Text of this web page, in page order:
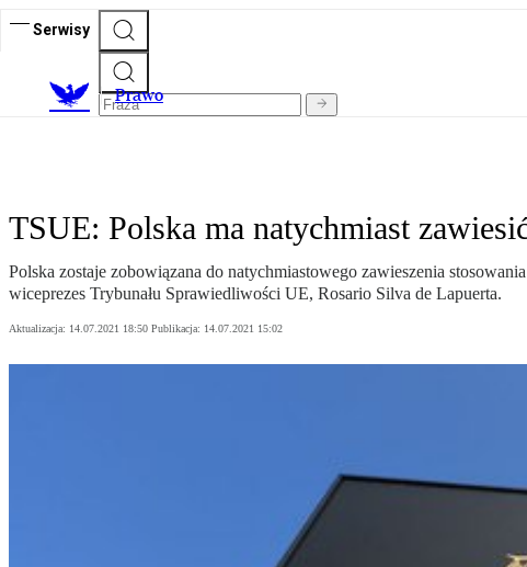
Serwisy
Prawo
TSUE: Polska ma natychmiast
Polska zostaje zobowiązana do natychmiastowego zawieszenia
wiceprezes Trybunału Sprawiedliwości UE, Rosario Silva de Lapuerta.
Aktualizacja: 14.07.2021 18:50 Publikacja: 14.07.2021 15:02